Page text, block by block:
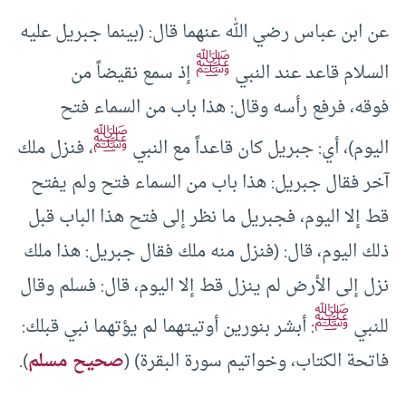
عن ابن عباس رضي الله عنهما قال: (بينما جبريل عليه
السلام قاعد عند النبيﷺإذ سمع نقيضاً من
فوقه، فرفع رأسه وقال: هذا باب من السماء فتح
اليوم)، أي: جبريل كان قاعداً مع النبيﷺ، فنزل ملك
آخر فقال جبريل: هذا باب من السماء فتح ولم يفتح
قط إلا اليوم، فجبريل ما نظر إلى فتح هذا الباب قبل
ذلك اليوم، قال: (فنزل منه ملك فقال جبريل: هذا ملك
نزل إلى الأرض لم ينزل قط إلا اليوم، قال: فسلم وقال
للنبيﷺ: أبشر بنورين أوتيتهما لم يؤتهما نبي قبلك:
فاتحة الكتاب، وخواتيم سورة البقرة) (صحيح مسلم).